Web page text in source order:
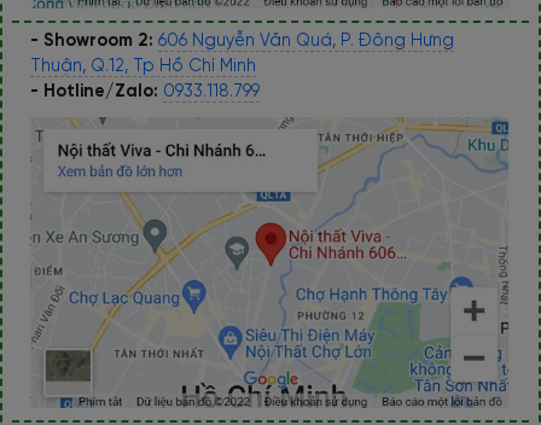
- Showroom 2: 606 Nguyễn Văn Quá, P. Đông Hưng
Thuận, Q.12, Tp Hồ Chí Minh
- Hotline/Zalo: 0933.118.799